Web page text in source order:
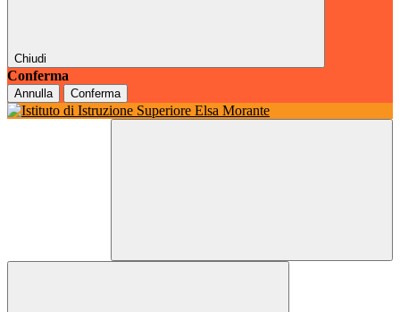
Chiudi
Conferma
Annulla Conferma